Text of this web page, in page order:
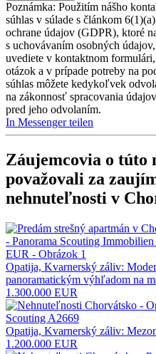
Poznámka: Použitím nášho
súhlas v súlade s článkom
ochrane údajov (GDPR), ktoré
s uchovávaním osobných
uvediete v kontaktnom
otázok a v prípade potreby na
súhlas môžete kedykoľvek
na zákonnosť spracovania
pred jeho odvolaním.
In Messenger teilen
Záujemcovia o túto
považovali za
nehnuteľnosti v
Opatija, Kvarnerský záliv:
panoramatickým výhľadom na
1.300.000 EUR
Opatija, Kvarnerský záliv:
1.200.000 EUR